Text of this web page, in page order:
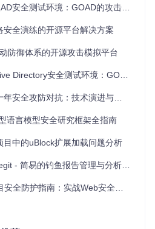
扩展的"身份证"，存储着关键配
2,
]
, "storage"],
,
测试环境：GOAD的攻击链仿真应用指南
全演练的开源平台解决方案
防御体系的开源攻击模拟平台
安全测试环境：GOAD实战指南
攻防对抗：技术演进与防御体系构建
语言模型安全研究框架全指南
目中的uBlock扩展加载问题分析
- 简易的钓鱼报告管理与分析工具
防护指南：实战Web安全与漏洞防御